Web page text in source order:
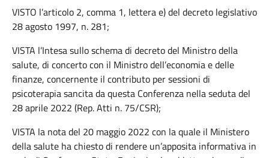
VISTO l’articolo 2, comma 1, lettera e) del decreto legislativo
28 agosto 1997, n. 281;
VISTA l’Intesa sullo schema di decreto del Ministro della
salute, di concerto con il Ministro dell’economia e delle
finanze, concernente il contributo per sessioni di
psicoterapia sancita da questa Conferenza nella seduta del
28 aprile 2022 (Rep. Atti n. 75/CSR);
VISTA la nota del 20 maggio 2022 con la quale il Ministero
della salute ha chiesto di rendere un’apposita informativa in